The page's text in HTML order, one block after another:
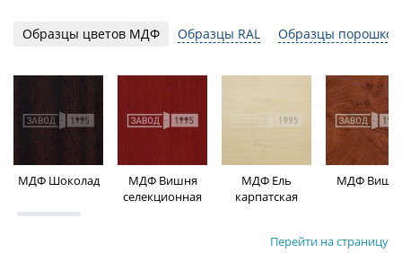
Образцы цветов МДФ Образцы RAL Образцы
МДФ Шоколад
МДФ Вишня
селекционная
МДФ Ель
карпатская
МДФ
Перейти на страницу